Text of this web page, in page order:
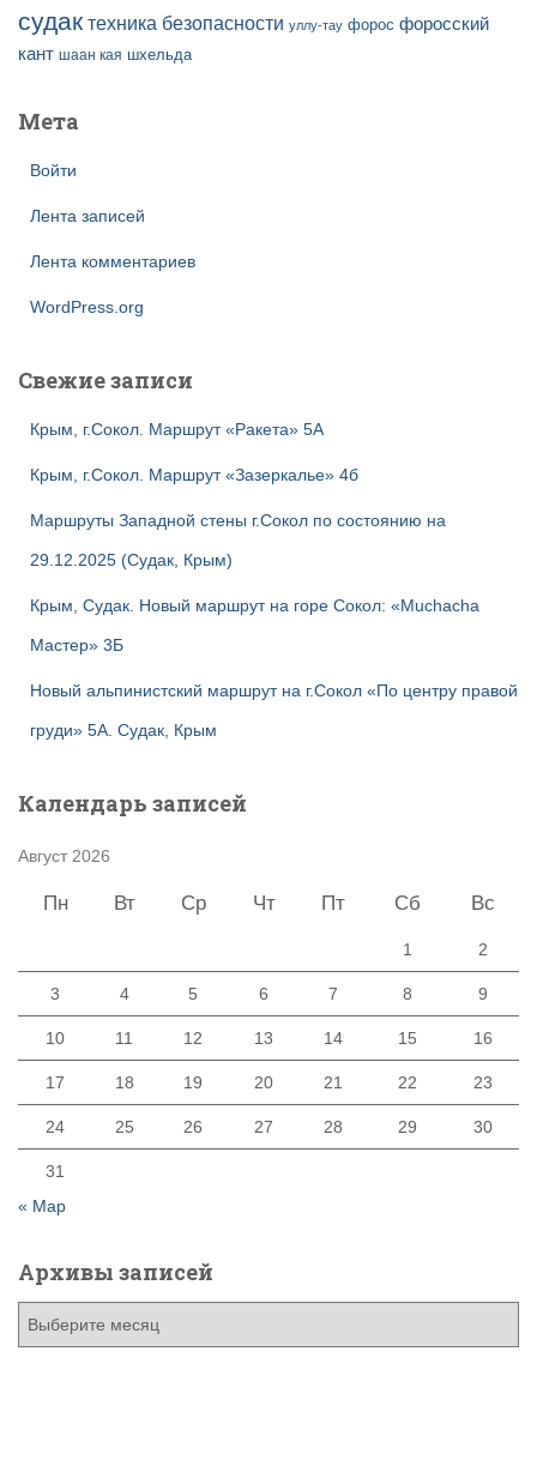
судак техника безопасности уллу-тау форос форосский
кант шаан кая шхельда
Мета
Войти
Лента записей
Лента комментариев
WordPress.org
Свежие записи
Крым, г.Сокол. Маршрут «Ракета» 5А
Крым, г.Сокол. Маршрут «Зазеркалье» 4б
Маршруты Западной стены г.Сокол по состоянию на
29.12.2025 (Судак, Крым)
Крым, Судак. Новый маршрут на горе Сокол: «Muchacha
Мастер» 3Б
Новый альпинистский маршрут на г.Сокол «По центру правой
груди» 5А. Судак, Крым
Календарь записей
Август 2026
Пн Вт Ср Чт Пт Сб Вс
1 2
3 4 5 6 7 8 9
10 11 12 13 14 15 16
17 18 19 20 21 22 23
24 25 26 27 28 29 30
31
« Мар
Архивы записей